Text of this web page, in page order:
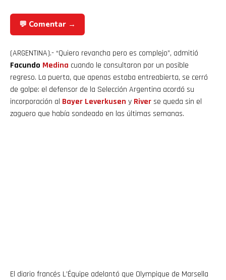
💬 Comentar →
(ARGENTINA).- “Quiero revancha pero es complejo”, admitió
Facundo Medina cuando le consultaron por un posible
regreso. La puerta, que apenas estaba entreabierta, se cerró
de golpe: el defensor de la Selección Argentina acordó su
incorporación al Bayer Leverkusen y Riverse queda sin el
zaguero que había sondeado en las últimas semanas.
El diario francés L’Équipe adelantó que Olympique de Marsella